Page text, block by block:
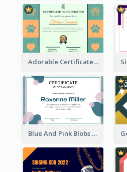
Adorable Certificate Design Idea For Animal Shelter
Blue And Pink Blobs Plain Certificate